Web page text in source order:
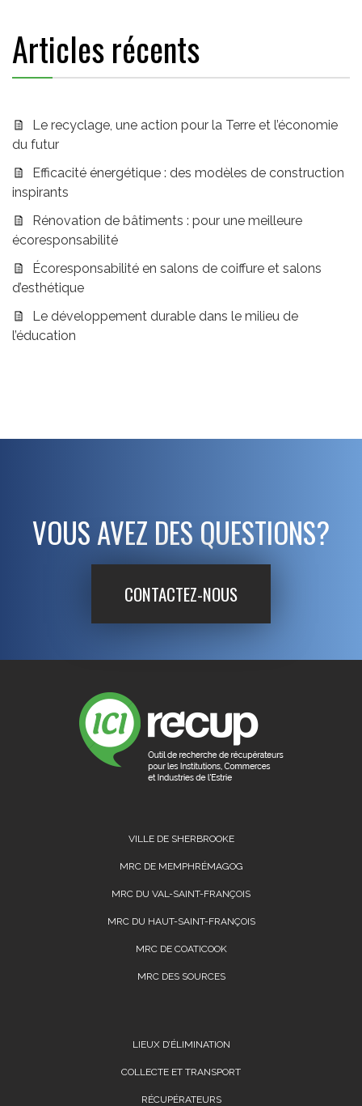
Articles récents
Le recyclage, une action pour la Terre et l’économie
du futur
Efficacité énergétique : des modèles de construction
inspirants
Rénovation de bâtiments : pour une meilleure
écoresponsabilité
Écoresponsabilité en salons de coiffure et salons
d’esthétique
Le développement durable dans le milieu de
l’éducation
VOUS AVEZ DES QUESTIONS?
CONTACTEZ-NOUS
VILLE DE SHERBROOKE
MRC DE MEMPHRÉMAGOG
MRC DU VAL-SAINT-FRANÇOIS
MRC DU HAUT-SAINT-FRANÇOIS
MRC DE COATICOOK
MRC DES SOURCES
LIEUX D’ÉLIMINATION
COLLECTE ET TRANSPORT
RÉCUPÉRATEURS